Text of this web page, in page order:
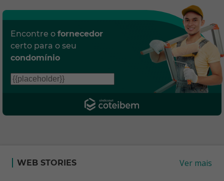
Encontre o fornecedor
certo para o seu
condomínio
WEB STORIES Ver mais